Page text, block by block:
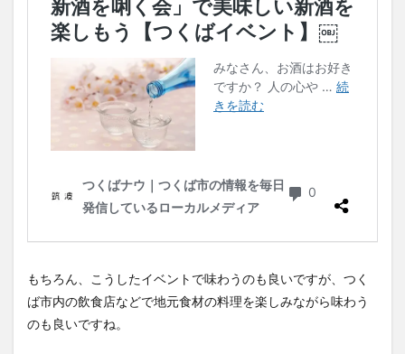
もちろん、こうしたイベントで味わうのも良いですが、つく
ば市内の飲食店などで地元食材の料理を楽しみながら味わう
のも良いですね。